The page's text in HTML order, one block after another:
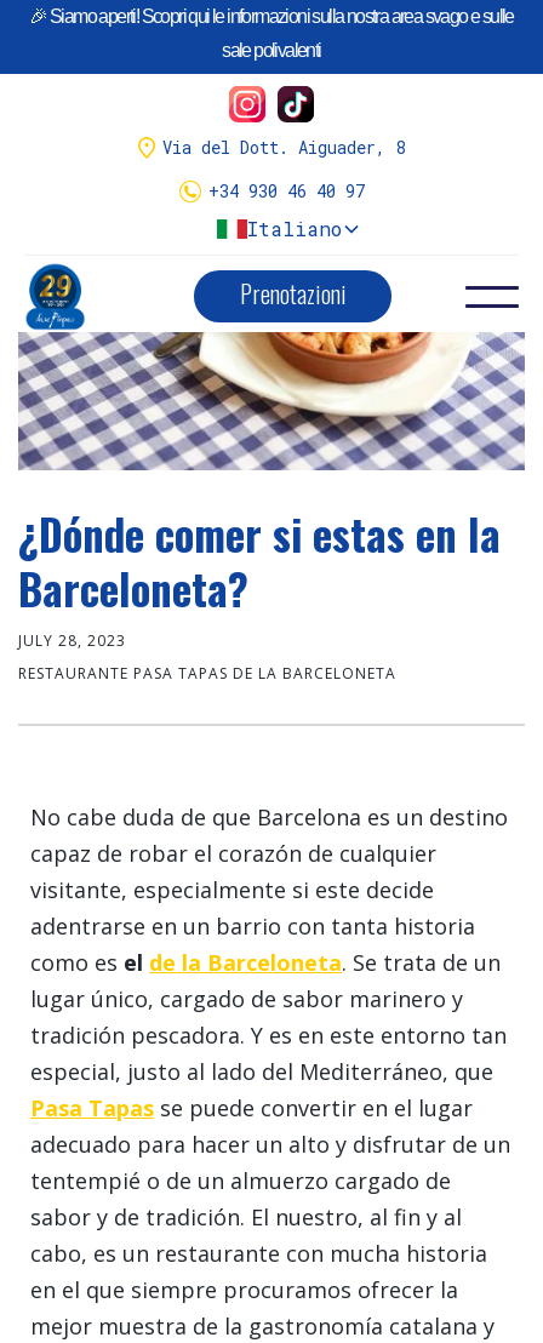
¡Llego la temporada deCalçots
Tenemos variedad de menús.
Menús calçots y reserva aquí
🎉 Siamo aperti! Scopri qui le informazioni sulla nostra area svago e sulle
sale polivalenti
Via del Dott. Aiguader, 8
+34 930 46 40 97
Italiano
Prenotazioni
¿Dónde comer si estas en la
Barceloneta?
JULY 28, 2023
RESTAURANTE PASA TAPAS DE LA BARCELONETA
No cabe duda de que Barcelona es un destino
capaz de robar el corazón de cualquier
visitante, especialmente si este decide
adentrarse en un barrio con tanta historia
como es el de la Barceloneta. Se trata de un
lugar único, cargado de sabor marinero y
tradición pescadora. Y es en este entorno tan
especial, justo al lado del Mediterráneo, que
Pasa Tapas se puede convertir en el lugar
adecuado para hacer un alto y disfrutar de un
tentempié o de un almuerzo cargado de
sabor y de tradición. El nuestro, al fin y al
cabo, es un restaurante con mucha historia
en el que siempre procuramos ofrecer la
mejor muestra de la gastronomía catalana y